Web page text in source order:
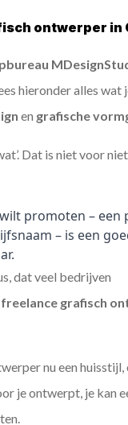
ontwerper in
hieronder alles wat
en grafische
Dat is niet voor
promoten – een
– is een
dat veel bedrijven
freelance grafisch
nu een
je ontwerpt, je kan